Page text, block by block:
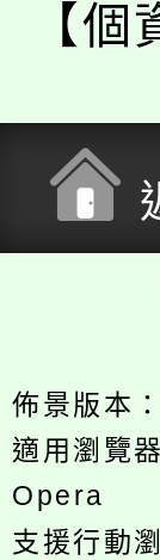
【個
佈景版本：
適用瀏覽
Opera
支援行動